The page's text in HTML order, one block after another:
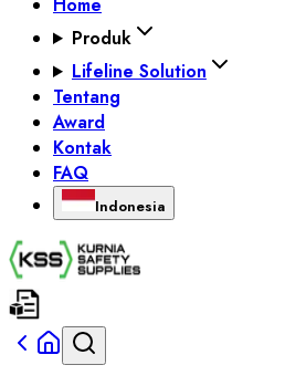
Produk
Lifeline Solution
Tentang
Award
Kontak
FAQ
Indonesia